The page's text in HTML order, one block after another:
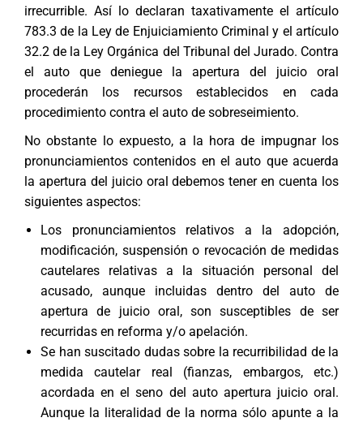
irrecurrible. Así lo declaran taxativamente el artículo
783.3 de la Ley de Enjuiciamiento Criminal y el artículo
32.2 de la Ley Orgánica del Tribunal del Jurado. Contra
el auto que deniegue la apertura del juicio oral
procederán los recursos establecidos en cada
procedimiento contra el auto de sobreseimiento.
No obstante lo expuesto, a la hora de impugnar los
pronunciamientos contenidos en el auto que acuerda
la apertura del juicio oral debemos tener en cuenta los
siguientes aspectos:
Los pronunciamientos relativos a la adopción,
modificación, suspensión o revocación de medidas
cautelares relativas a la situación personal del
acusado, aunque incluidas dentro del auto de
apertura de juicio oral, son susceptibles de ser
recurridas en reforma y/o apelación.
Se han suscitado dudas sobre la recurribilidad de la
medida cautelar real (fianzas, embargos, etc.)
acordada en el seno del auto apertura juicio oral.
Aunque la literalidad de la norma sólo apunte a la